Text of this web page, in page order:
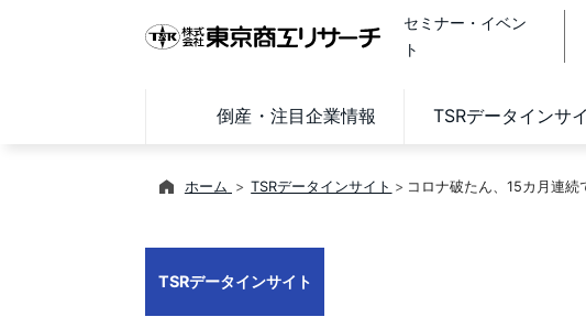
セミナー・イベン
ト
倒産・注目企業情報 TSRデータインサ
ホーム TSRデータインサイト コロナ破たん、15カ月連
TSRデータインサイト